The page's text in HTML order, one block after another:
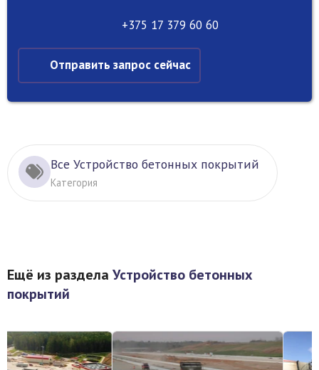
+375 17 379 60 60
Отправить запрос сейчас
Все Устройство бетонных покрытий
Категория
Ещё из раздела Устройство бетонных
покрытий